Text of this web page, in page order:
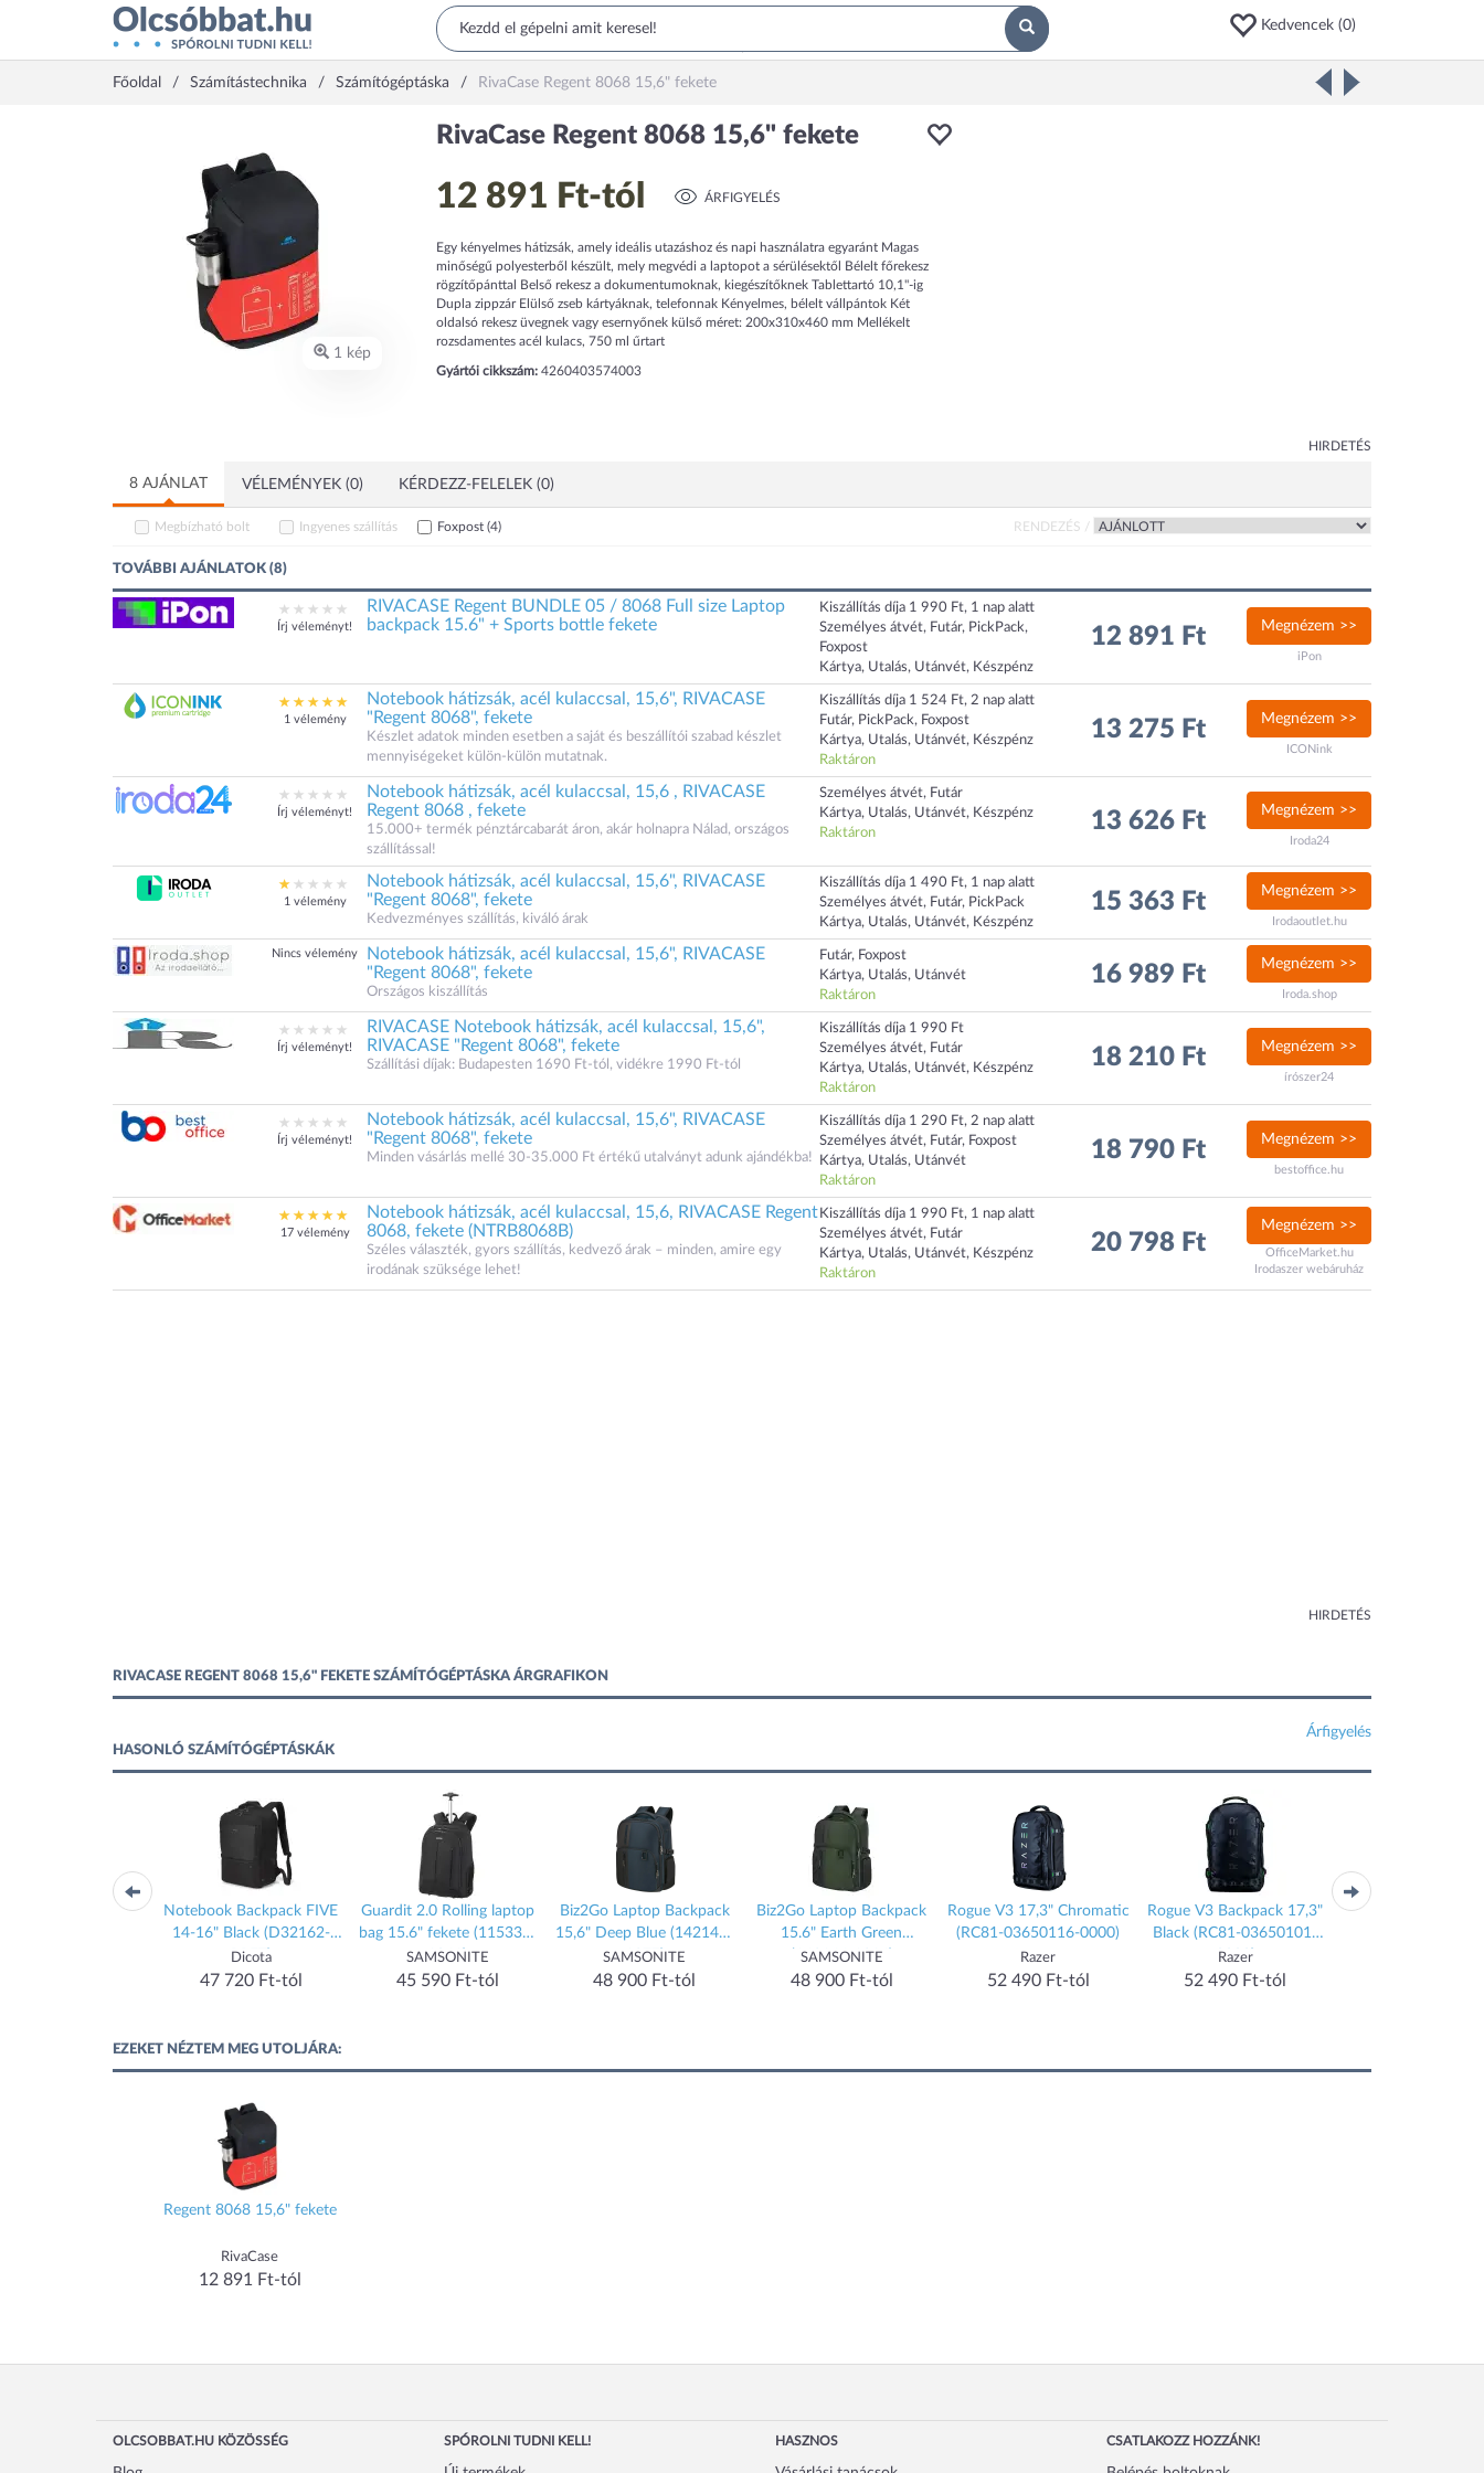
Kedvencek (0)
Főoldal Számítástechnika Számítógéptáska RivaCase Regent 8068 15,6" fekete
1 kép
RivaCase Regent 8068 15,6" fekete
12 891 Ft-tól ÁRFIGYELÉS
Egy kényelmes hátizsák, amely ideális utazáshoz és napi használatra egyaránt Magas
minőségű polyesterből készült, mely megvédi a laptopot a sérülésektől Bélelt főrekesz
rögzítőpánttal Belső rekesz a dokumentumoknak, kiegészítőknek Tablettartó 10,1"-ig
Dupla zippzár Elülső zseb kártyáknak, telefonnak Kényelmes, bélelt vállpántok Két
oldalsó rekesz üvegnek vagy esernyőnek külső méret: 200x310x460 mm Mellékelt
rozsdamentes acél kulacs, 750 ml űrtart
Gyártói cikkszám:4260403574003
HIRDETÉS
8 AJÁNLAT VÉLEMÉNYEK (0) KÉRDEZZ-FELELEK (0)
Megbízható bolt Ingyenes szállítás Foxpost (4) RENDEZÉS /
TOVÁBBI AJÁNLATOK (8)
Írj véleményt!
RIVACASE Regent BUNDLE 05 / 8068 Full size Laptop
backpack 15.6" + Sports bottle fekete
Kiszállítás díja 1 990 Ft, 1 nap alatt
Személyes átvét, Futár, PickPack,
Foxpost
Kártya, Utalás, Utánvét, Készpénz
12 891 Ft Megnézem >>
iPon
1 vélemény
Notebook hátizsák, acél kulaccsal, 15,6", RIVACASE
"Regent 8068", fekete
Készlet adatok minden esetben a saját és beszállítói szabad készlet
mennyiségeket külön-külön mutatnak.
Kiszállítás díja 1 524 Ft, 2 nap alatt
Futár, PickPack, Foxpost
Kártya, Utalás, Utánvét, Készpénz
Raktáron
13 275 Ft Megnézem >>
ICONink
Írj véleményt!
Notebook hátizsák, acél kulaccsal, 15,6 , RIVACASE
Regent 8068 , fekete
15.000+ termék pénztárcabarát áron, akár holnapra Nálad, országos
szállítással!
Személyes átvét, Futár
Kártya, Utalás, Utánvét, Készpénz
Raktáron
13 626 Ft Megnézem >>
Iroda24
1 vélemény
Notebook hátizsák, acél kulaccsal, 15,6", RIVACASE
"Regent 8068", fekete
Kedvezményes szállítás, kiváló árak
Kiszállítás díja 1 490 Ft, 1 nap alatt
Személyes átvét, Futár, PickPack
Kártya, Utalás, Utánvét, Készpénz
15 363 Ft Megnézem >>
Irodaoutlet.hu
Nincs vélemény
Notebook hátizsák, acél kulaccsal, 15,6", RIVACASE
"Regent 8068", fekete
Országos kiszállítás
Futár, Foxpost
Kártya, Utalás, Utánvét
Raktáron
16 989 Ft Megnézem >>
Iroda.shop
Írj véleményt!
RIVACASE Notebook hátizsák, acél kulaccsal, 15,6",
RIVACASE "Regent 8068", fekete
Szállítási díjak: Budapesten 1690 Ft-tól, vidékre 1990 Ft-tól
Kiszállítás díja 1 990 Ft
Személyes átvét, Futár
Kártya, Utalás, Utánvét, Készpénz
Raktáron
18 210 Ft Megnézem >>
írószer24
Írj véleményt!
Notebook hátizsák, acél kulaccsal, 15,6", RIVACASE
"Regent 8068", fekete
Minden vásárlás mellé 30-35.000 Ft értékű utalványt adunk ajándékba!
Kiszállítás díja 1 290 Ft, 2 nap alatt
Személyes átvét, Futár, Foxpost
Kártya, Utalás, Utánvét
Raktáron
18 790 Ft Megnézem >>
bestoffice.hu
17 vélemény
Notebook hátizsák, acél kulaccsal, 15,6, RIVACASE Regent
8068, fekete (NTRB8068B)
Széles választék, gyors szállítás, kedvező árak – minden, amire egy
irodának szüksége lehet!
Kiszállítás díja 1 990 Ft, 1 nap alatt
Személyes átvét, Futár
Kártya, Utalás, Utánvét, Készpénz
Raktáron
20 798 Ft
Megnézem >>
OfficeMarket.hu
Irodaszer webáruház
HIRDETÉS
RIVACASE REGENT 8068 15,6" FEKETE SZÁMÍTÓGÉPTÁSKA ÁRGRAFIKON
Árfigyelés
HASONLÓ SZÁMÍTÓGÉPTÁSKÁK
Case Multi Twin
Notebook Backpack FIVE
14-16" Black (D32162-
RPET)
Dicota
47 720 Ft-tól
Guardit 2.0 Rolling laptop
bag 15.6" fekete (115333-
1041)
SAMSONITE
45 590 Ft-tól
Biz2Go Laptop Backpack
15,6" Deep Blue (142144-
1277)
SAMSONITE
48 900 Ft-tól
Biz2Go Laptop Backpack
15.6" Earth Green
(142144-1316)
SAMSONITE
48 900 Ft-tól
Rogue V3 17,3" Chromatic
(RC81-03650116-0000)
Razer
52 490 Ft-tól
Rogue V3 Backpack 17,3"
Black (RC81-03650101-
0000)
Razer
52 490 Ft-tól
Biz2Go Laptop
EZEKET NÉZTEM MEG UTOLJÁRA:
Regent 8068 15,6" fekete
RivaCase
12 891 Ft-tól
OLCSOBBAT.HU KÖZÖSSÉG SPÓROLNI TUDNI KELL! HASZNOS CSATLAKOZZ HOZZÁNK!